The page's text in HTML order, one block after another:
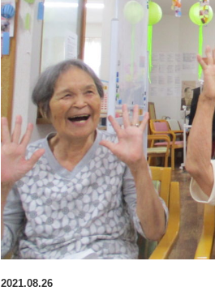
2021.08.26